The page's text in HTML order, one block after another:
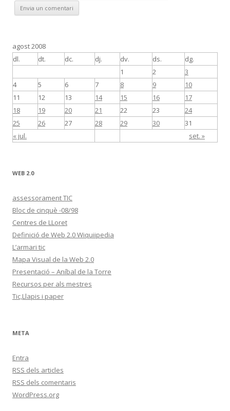
agost 2008
dl.
dt. dc. dj. dv. ds. dg.
« jul. set. »
1 2
3
4
5 6 7 8 9
10
11
12 13 14 15 16
17
18
19 20 21 22 23
24
25
26 27 28 29 30 31
WEB 2.0
assessorament TIC
Bloc de cinquè -08/98
Centres de LLoret
Definició de Web 2.0 Wiquiipedia
L’armari tic
Mapa Visual de la Web 2.0
Presentació – Aníbal de la Torre
Recursos per als mestres
Tic,Llapis i paper
META
Entra
RSS dels articles
RSS dels comentaris
WordPress.org